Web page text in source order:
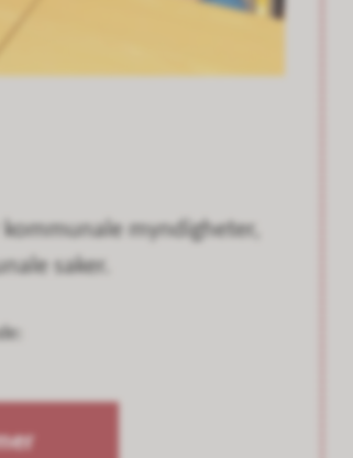
myndigheter,
saker.